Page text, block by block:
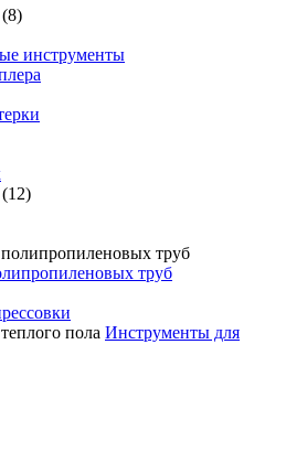
инструменты
труб
Инструменты для